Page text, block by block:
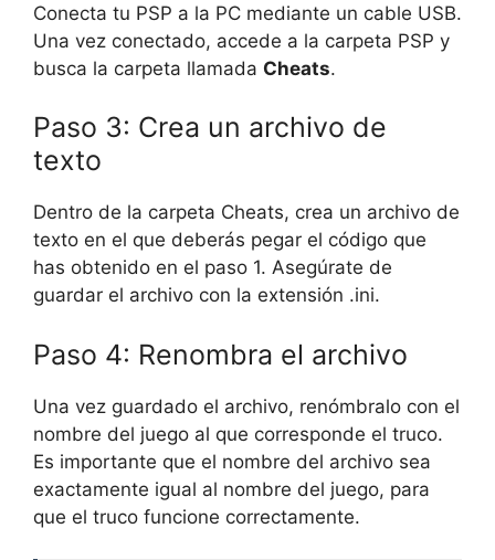
Conecta tu PSP a la PC mediante un cable USB.
Una vez conectado, accede a la carpeta PSP y
busca la carpeta llamada Cheats.
Paso 3: Crea un archivo de
texto
Dentro de la carpeta Cheats, crea un archivo de
texto en el que deberás pegar el código que
has obtenido en el paso 1. Asegúrate de
guardar el archivo con la extensión .ini.
Paso 4: Renombra el archivo
Una vez guardado el archivo, renómbralo con el
nombre del juego al que corresponde el truco.
Es importante que el nombre del archivo sea
exactamente igual al nombre del juego, para
que el truco funcione correctamente.